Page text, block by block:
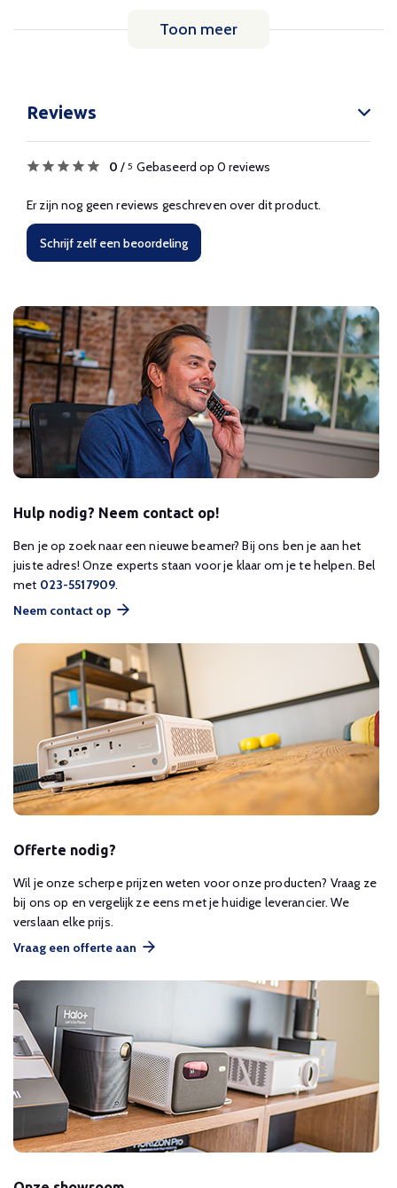
Toon meer
Reviews
0 / 5 Gebaseerd op 0 reviews
Er zijn nog geen reviews geschreven over dit product.
Schrijf zelf een beoordeling
Hulp nodig? Neem contact op!
Ben je op zoek naar een nieuwe beamer? Bij ons ben je aan het
juiste adres! Onze experts staan voor je klaar om je te helpen. Bel
met 023-5517909.
Neem contact op
Offerte nodig?
Wil je onze scherpe prijzen weten voor onze producten? Vraag ze
bij ons op en vergelijk ze eens met je huidige leverancier. We
verslaan elke prijs.
Vraag een offerte aan